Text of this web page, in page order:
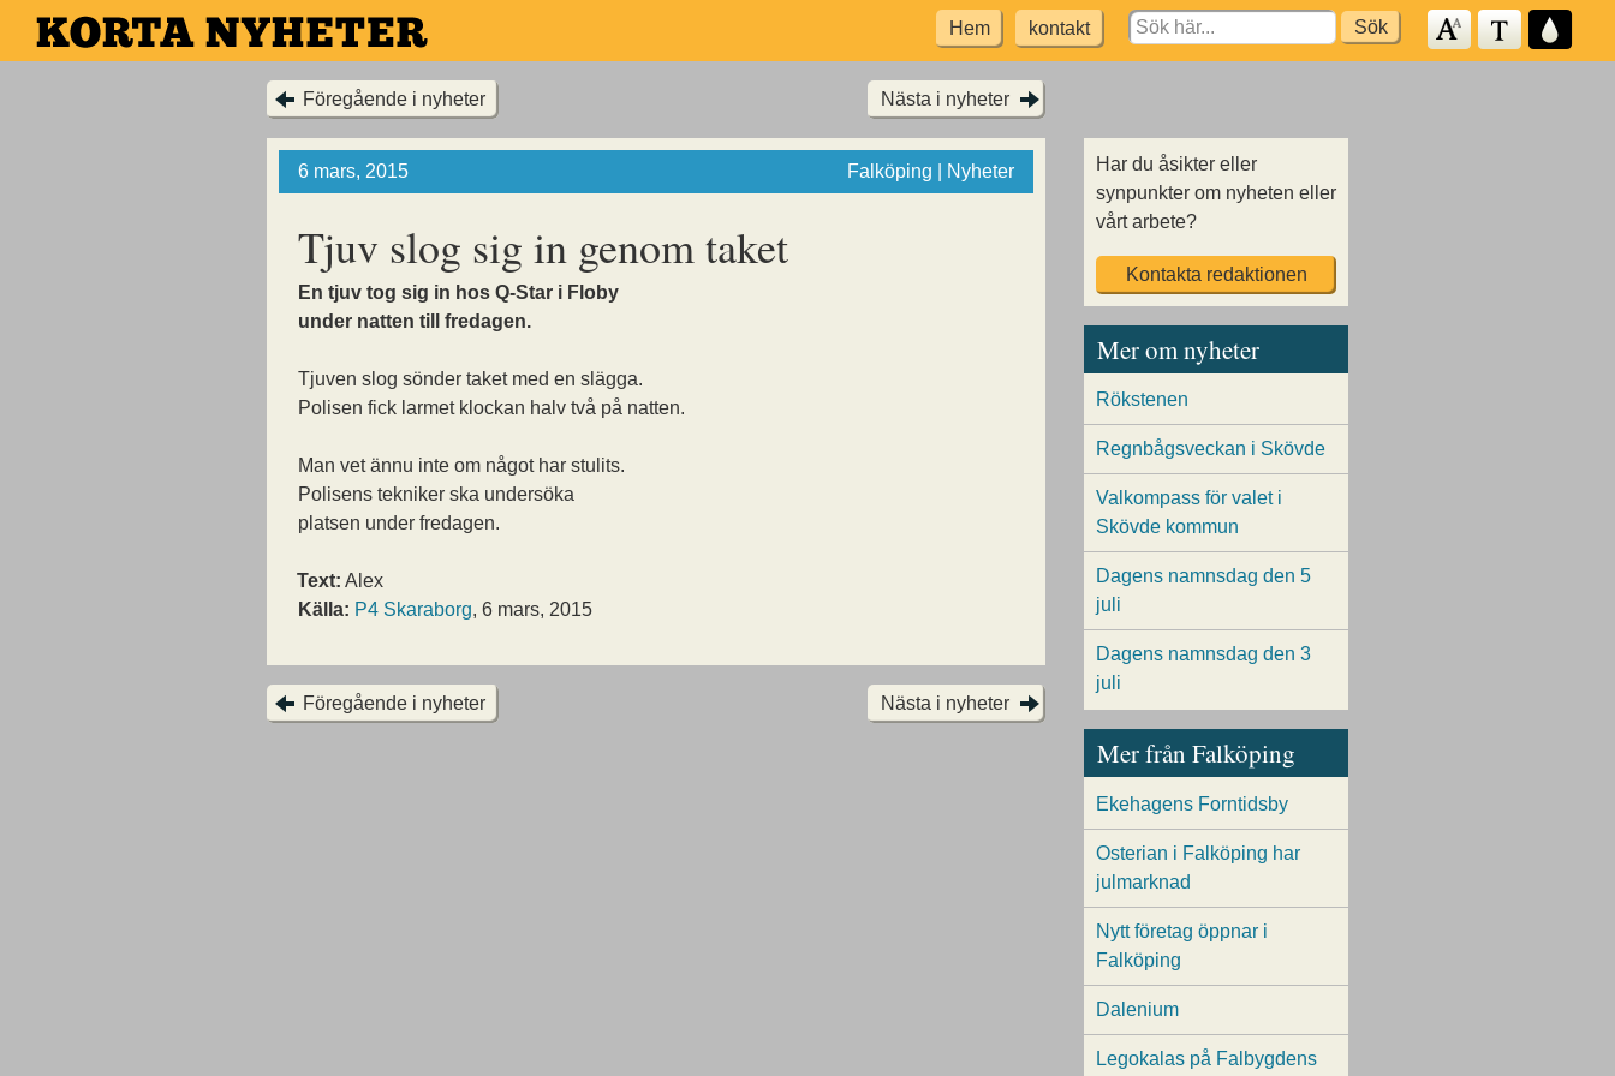
Hoppa
till
Hem kontakt
Search
for:
Föregående i nyheter Nästa i nyheter
6 mars, 2015 Falköping | Nyheter
Tjuv slog sig in genom taket
En tjuv tog sig in hos Q-Star i Floby
under natten till fredagen.
Tjuven slog sönder taket med en slägga.
Polisen fick larmet klockan halv två på natten.
Man vet ännu inte om något har stulits.
Polisens tekniker ska undersöka
platsen under fredagen.
Text: Alex
Källa: P4 Skaraborg, 6 mars, 2015
Föregående i nyheter Nästa i nyheter
Har du åsikter eller
synpunkter om nyheten eller
vårt arbete?
Kontakta redaktionen
Mer om nyheter
Rökstenen
Regnbågsveckan i Skövde
Valkompass för valet i
Skövde kommun
Dagens namnsdag den 5
juli
Dagens namnsdag den 3
juli
Mer från Falköping
Ekehagens Forntidsby
Osterian i Falköping har
julmarknad
Nytt företag öppnar i
Falköping
Dalenium
Legokalas på Falbygdens